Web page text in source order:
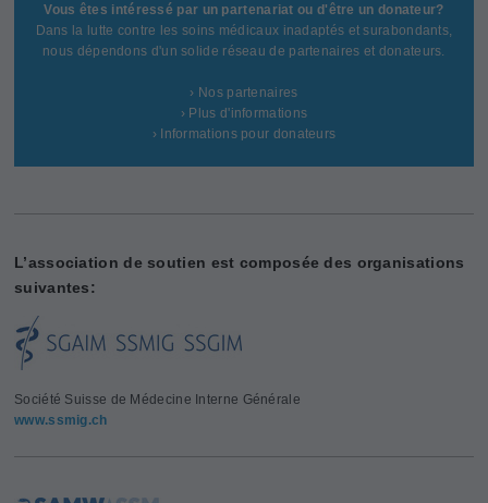
Vous êtes intéressé par un partenariat ou d'être un donateur?
Dans la lutte contre les soins médicaux inadaptés et surabondants,
nous dépendons d'un solide réseau de partenaires et donateurs.
› Nos partenaires
› Plus d'informations
› Informations pour donateurs
L’association de soutien est composée des organisations
suivantes:
Société Suisse de Médecine Interne Générale
www.ssmig.ch